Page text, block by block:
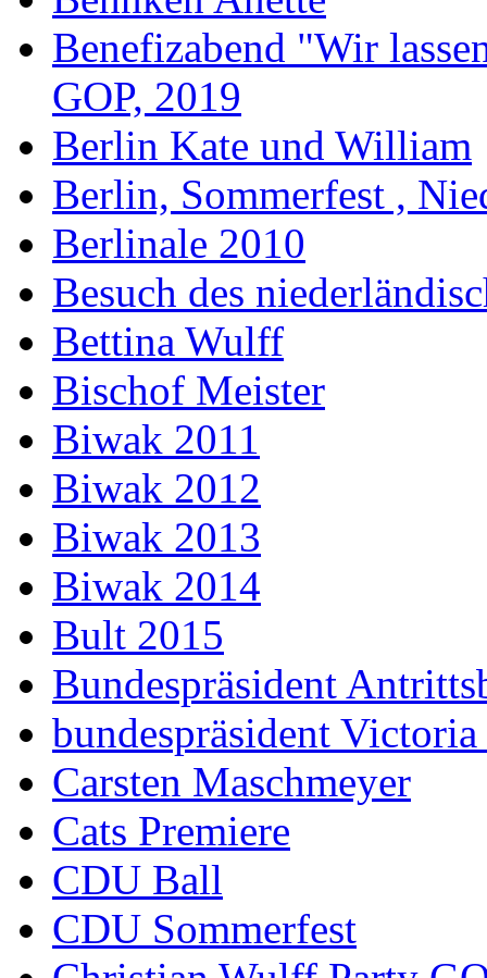
Benefizabend "Wir
GOP, 2019
Berlin Kate und William
Berlin, Sommerfest ,
Berlinale 2010
Besuch des
Bettina Wulff
Bischof Meister
Biwak 2011
Biwak 2012
Biwak 2013
Biwak 2014
Bult 2015
Bundespräsident
bundespräsident
Carsten Maschmeyer
Cats Premiere
CDU Ball
CDU Sommerfest